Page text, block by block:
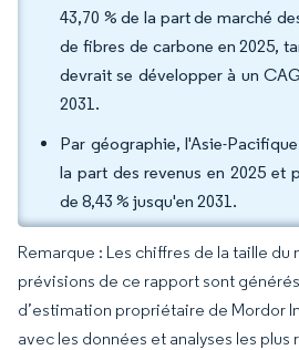
43,70 % de la part de marché
de fibres de carbone en 2025,
devrait se développer à un
2031.
Par géographie, l'Asie-
la part des revenus en 2025 et
de 8,43 % jusqu'en 2031.
Remarque : Les chiffres de la taille du
prévisions de ce rapport sont
d’estimation propriétaire de Mordor
avec les données et analyses les